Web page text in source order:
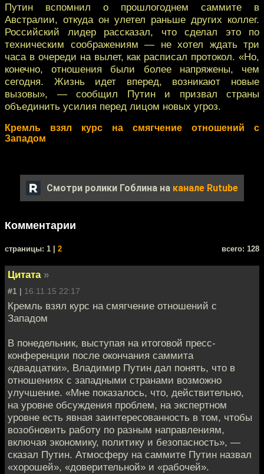
Путин вспомнил о прошлогоднем саммите в
Австралии, откуда он улетел раньше других коллег.
Российский лидер рассказал, что сделал это по
техническим соображениям — не хотел ждать три
часа в очереди на вылет, как расписал протокол. «Но,
конечно, отношения были более напряжены, чем
сегодня. Жизнь идет вперед, возникают новые
вызовы», — сообщил Путин и призвал страны
объединить усилия перед лицом новых угроз.
Кремль взял курс на смягчение отношений с
Западом
Смотри ролики Гоблина на канале Rutube
Комментарии
cтраницы: 1 | 2 всего: 128
Цитата »
#1 | 16.11.15 22:17
Кремль взял курс на смягчение отношений с
Западом
В понедельник, выступая на итоговой пресс-
конференции после окончания саммита
«двадцатки», Владимир Путин дал понять, что в
отношениях с западными странами возможно
улучшение. «Мне показалось, что, действительно,
на уровне обсуждения проблем, на экспертном
уровне есть явная заинтересованность в том, чтобы
возобновить работу по разным направлениям,
включая экономику, политику и безопасность», —
сказал Путин. Атмосферу на саммите Путин назвал
«хорошей», «доверительной» и «рабочей».